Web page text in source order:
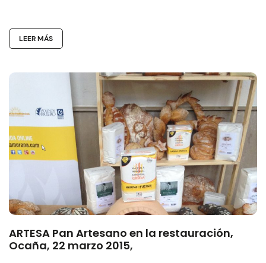
LEER MÁS
ARTESA Pan Artesano en la restauración,
Ocaña, 22 marzo 2015,